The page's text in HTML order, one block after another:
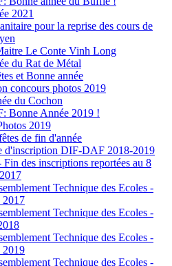
2021
pour la reprise des cours de
Le Conte Vinh Long
du Rat de Métal
et Bonne année
concours photos 2019
du Cochon
Bonne Année 2019 !
2019
de fin d'année
d'inscription DIF-DAF 2018-2019
des inscriptions reportées au 8
Technique des Ecoles -
2017
Technique des Ecoles -
Technique des Ecoles -
2019
Technique des Ecoles -